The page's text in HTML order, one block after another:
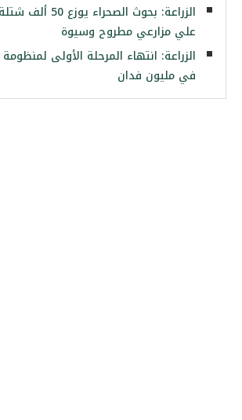
الزراعة: بحوث
علي مزارعي مطروح وسيوة
الزراعة: انتهاء المرحلة الأولى
في مليون فدان